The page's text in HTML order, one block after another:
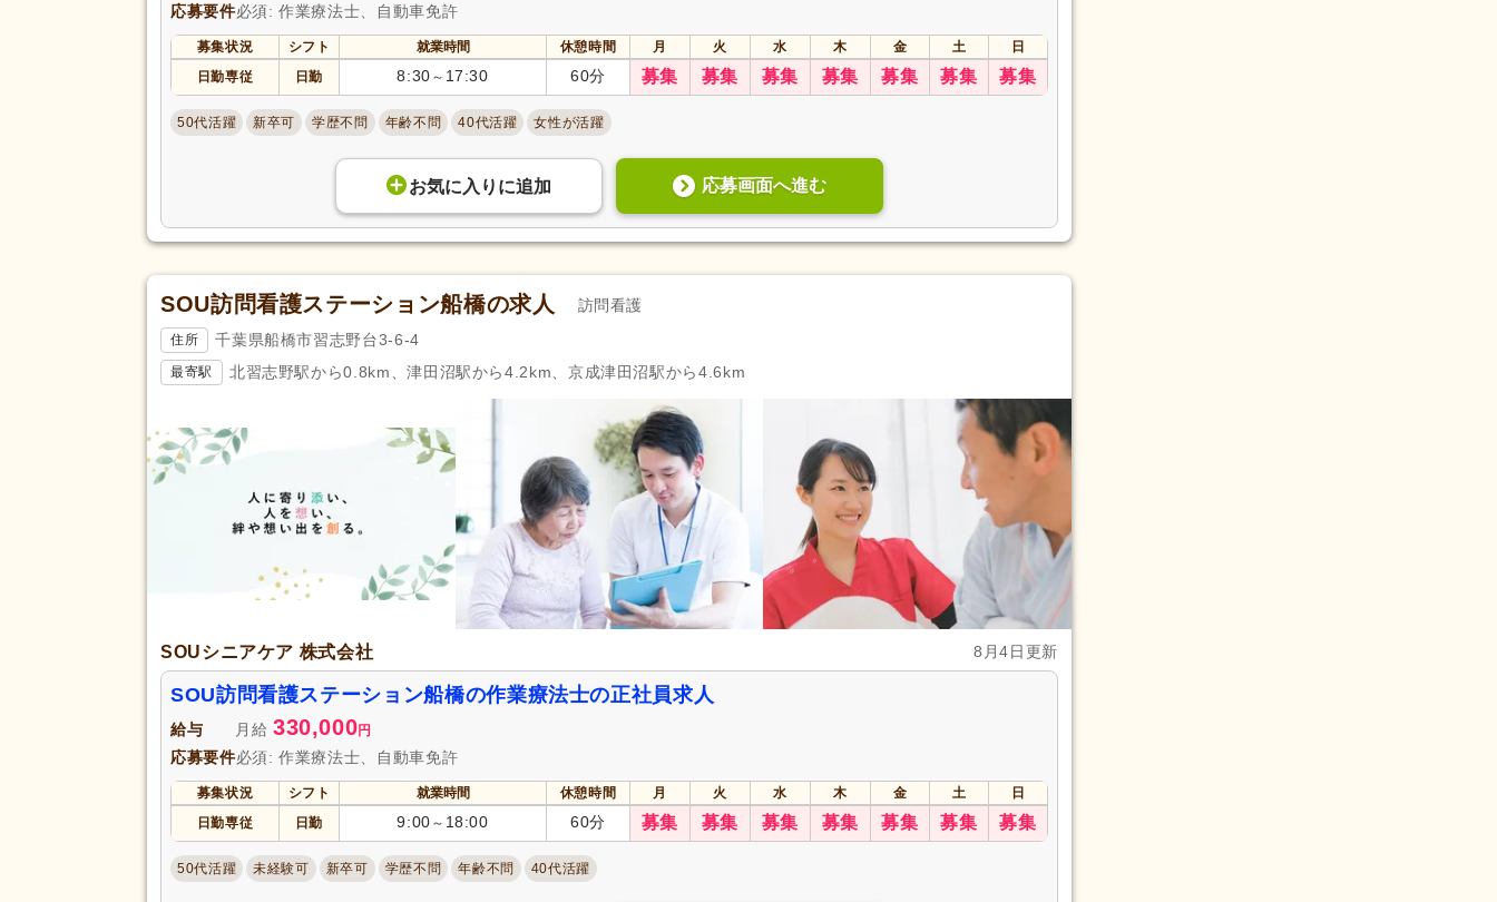
応募要件必須: 作業療法士、自動車免許
募集状況 シフト 就業時間 休憩時間 月 火 水 木 金 土
日
日勤専従
日勤 8:30 ～ 17:30 60分 募集 募集 募集 募集 募集 募集 募集
50代活躍 新卒可 学歴不問 年齢不問 40代活躍 女性が活躍
お気に入り に追加 応募画面へ進む
SOU訪問看護ステーション船橋の求人 訪問看護
住所 千葉県船橋市習志野台3-6-4
最寄駅 北習志野駅から0.8km、津田沼駅から4.2km、京成津田沼駅から4.6km
SOUシニアケア 株式会社 8月4日更新
SOU訪問看護ステーション船橋の作業療法士の正社員求人
給与 月給 330,000円
応募要件必須: 作業療法士、自動車免許
募集状況 シフト 就業時間 休憩時間 月 火 水 木 金 土
日
日勤専従
日勤 9:00 ～ 18:00 60分 募集 募集 募集 募集 募集 募集 募集
50代活躍 未経験可 新卒可 学歴不問 年齢不問 40代活躍